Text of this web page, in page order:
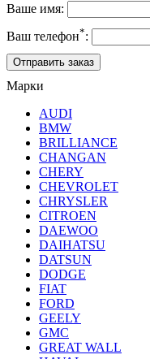
Ваше имя:
Ваш телефон*:
Марки
AUDI
BMW
BRILLIANCE
CHANGAN
CHERY
CHEVROLET
CHRYSLER
CITROEN
DAEWOO
DAIHATSU
DATSUN
DODGE
FIAT
FORD
GEELY
GMC
GREAT WALL